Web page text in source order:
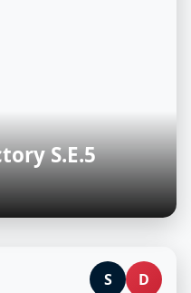
S.E.5
S D